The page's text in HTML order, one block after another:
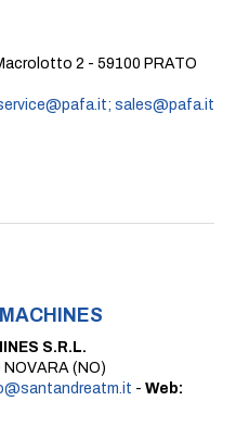
2 - 59100 PRATO
sales@pafa.it
S.R.L.
(NO)
- Web: